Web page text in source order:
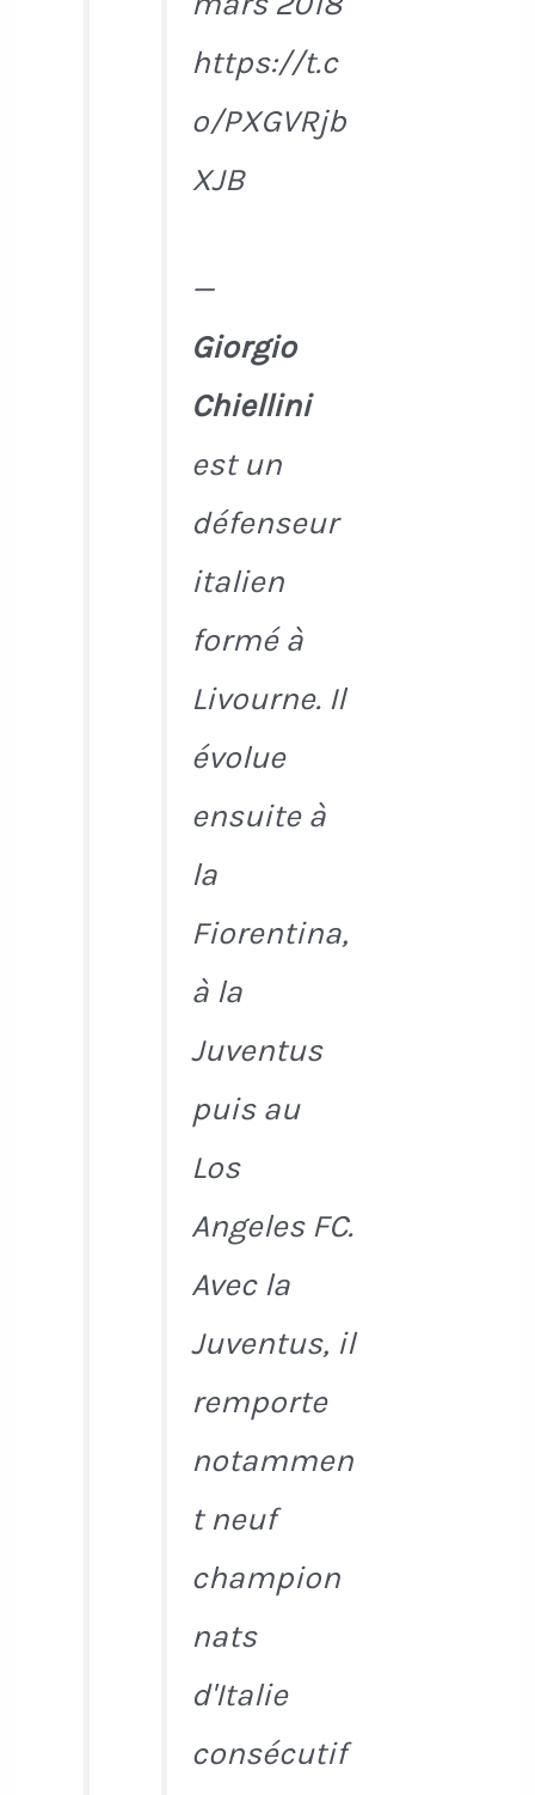
https://t.c
o/PXGVRjb
XJB
—
Giorgio
Chiellini
est un
défenseur
italien
formé à
Livourne. Il
évolue
ensuite à
la
Fiorentina,
à la
Juventus
puis au
Los
Angeles FC.
Avec la
Juventus, il
remporte
notammen
t neuf
champion
nats
d'Italie
consécutif